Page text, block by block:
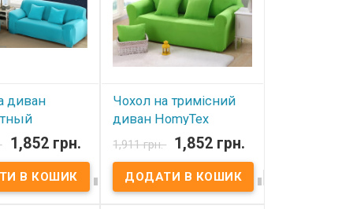
15-25 см.
32 см. Чехлы
в
машинке при
40 градусов,
и обновит
легко стираются в
стиральной машинке при
температуре 40 градусов,
быстро высыхают и не
требуют глажки. Чехол для
кресла бордового цвета
придаст новое качество
диван
Голубой
1,852 грн.
 
Чохол на тримісний
диван HomyTex
Салатовий
В наявності
Чохол на тримісний диван
1,911 грн. 1,852 грн.
